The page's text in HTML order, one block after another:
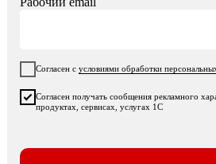
Согласен с условиями обработки
Согласен получать сообщения рекламного
продуктах, сервисах, услугах 1С